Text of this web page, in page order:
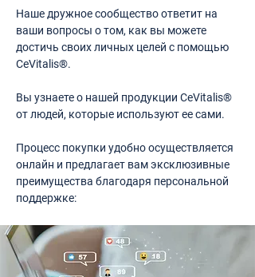
Наше дружное сообщество ответит на
ваши вопросы о том, как вы можете
достичь своих личных целей с помощью
CeVitalis®.
Вы узнаете о нашей продукции CeVitalis®
от людей, которые используют ее сами.
Процесс покупки удобно осуществляется
онлайн и предлагает вам эксклюзивные
преимущества благодаря персональной
поддержке: